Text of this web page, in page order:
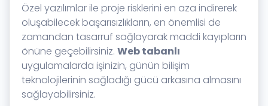
Özel yazılımlar ile proje risklerini en aza indirerek
oluşabilecek başarısızlıkların, en önemlisi de
zamandan tasarruf sağlayarak maddi kayıpların
önüne geçebilirsiniz. Web tabanlı
uygulamalarda işinizin, günün bilişim
teknolojilerinin sağladığı gücü arkasına almasını
sağlayabilirsiniz.